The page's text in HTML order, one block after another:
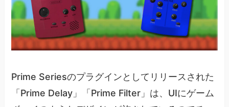
Prime Seriesのプラグインとしてリリースされた
「Prime Delay」「Prime Filter」は、UIにゲーム